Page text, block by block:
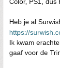
Heb je al
https://
Ik kwam
gaaf voor de